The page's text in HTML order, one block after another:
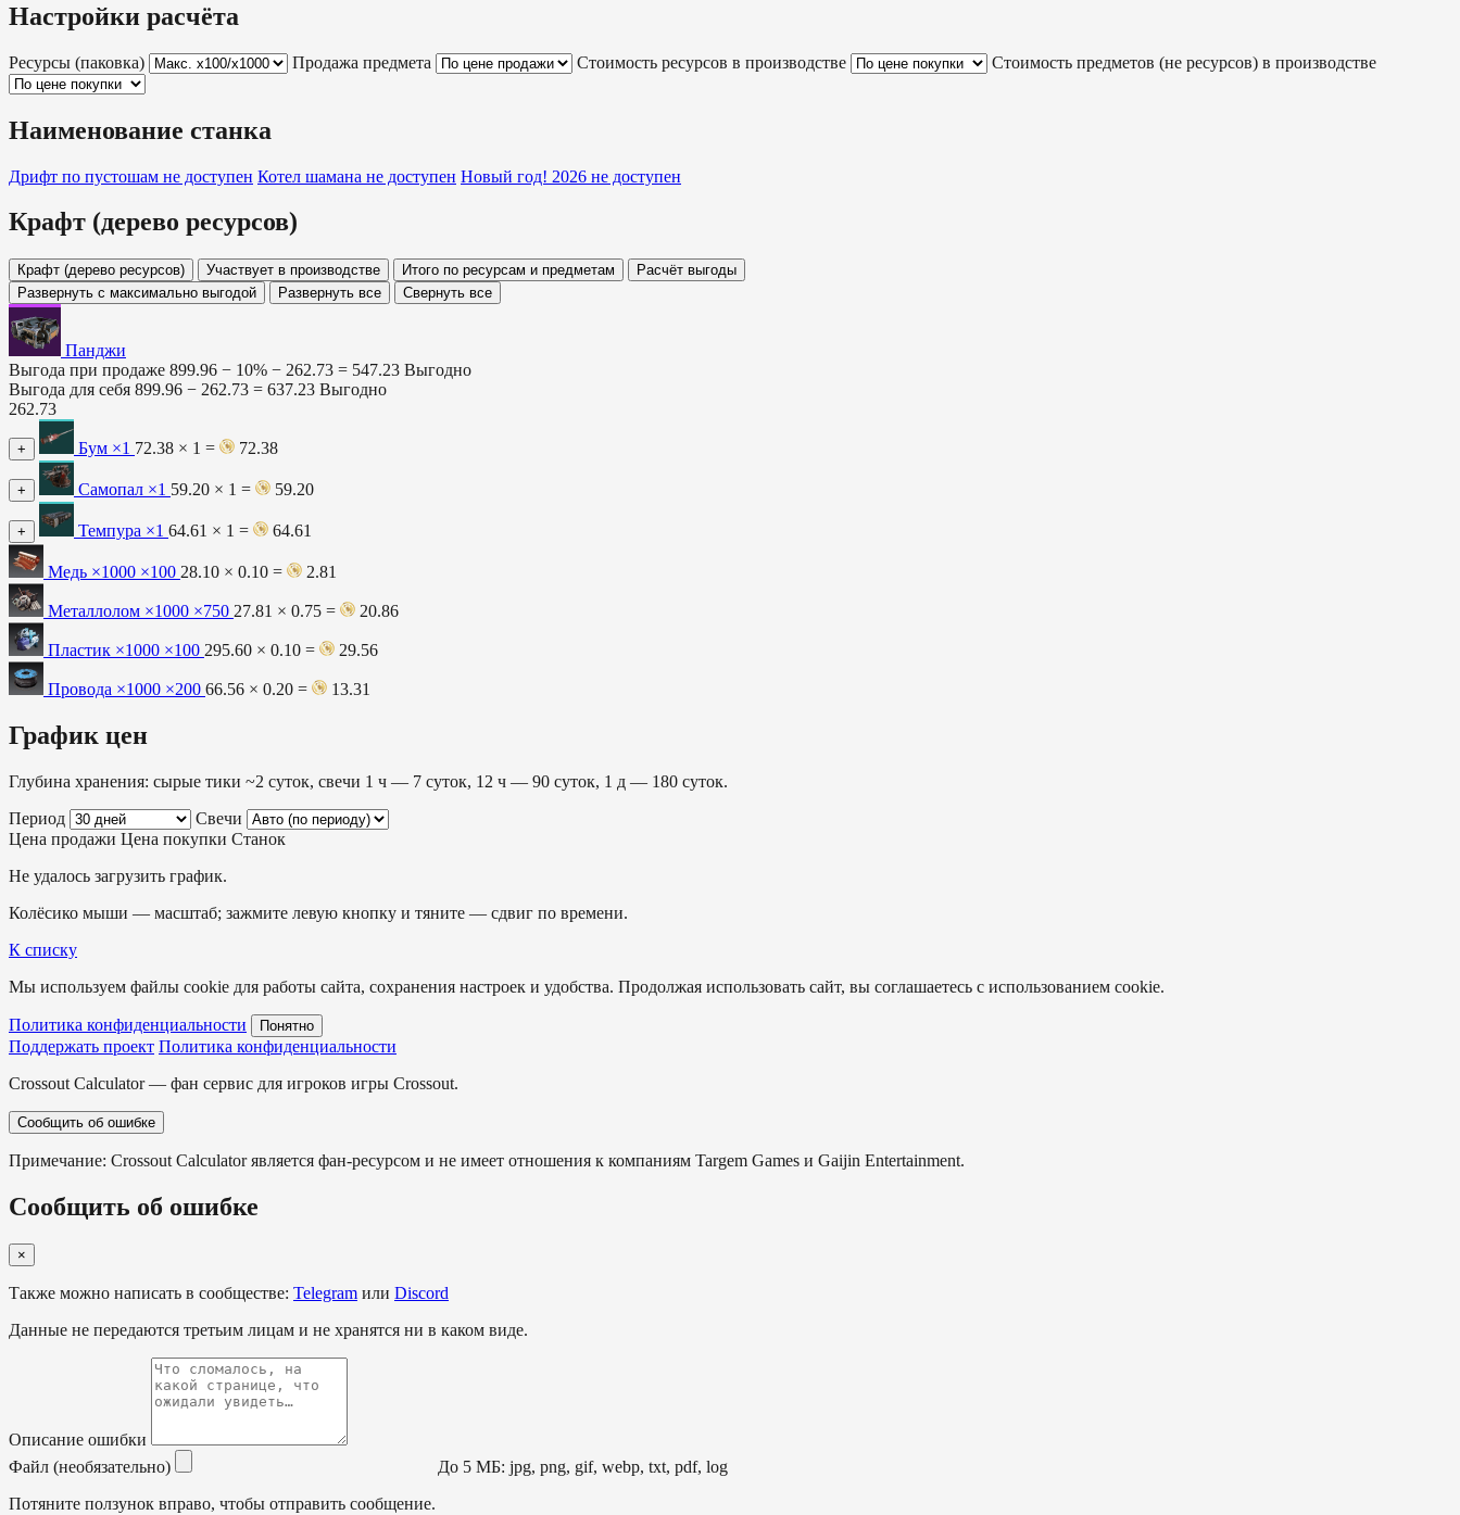
Настройки расчёта
Ресурсы (паковка) Продажа предмета Стоимость ресурсов в производстве Стоимость предметов (не ресурсов) в производстве
Наименование станка
Дрифт по пустошам не доступен Котел шамана не доступен Новый год! 2026 не доступен
Крафт (дерево ресурсов)
Крафт (дерево ресурсов) Участвует в производстве Итого по ресурсам и предметам
Расчёт выгоды
Развернуть с максимально выгодой
Развернуть все Свернуть все
Панджи
Выгода при продаже 899.96 − 10% − 262.73 = 547.23 Выгодно
Выгода для себя 899.96 − 262.73 = 637.23 Выгодно
262.73
+ Бум ×1 72.38 × 1 = 72.38
+ Самопал ×1 59.20 × 1 = 59.20
+ Темпура ×1 64.61 × 1 = 64.61
Медь ×1000 ×100 28.10 × 0.10 = 2.81
Металлолом ×1000 ×750 27.81 × 0.75 = 20.86
Пластик ×1000 ×100 295.60 × 0.10 = 29.56
Провода ×1000 ×200 66.56 × 0.20 = 13.31
График цен
Глубина хранения: сырые тики ~2 суток, свечи 1 ч — 7 суток, 12 ч — 90 суток, 1 д — 180 суток.
Период
Свечи
Цена продажи Цена покупки Станок
Не удалось загрузить график.
Колёсико мыши — масштаб; зажмите левую кнопку и тяните — сдвиг по времени.
К списку
Мы используем файлы cookie для работы сайта, сохранения настроек и удобства. Продолжая использовать сайт, вы соглашаетесь с использованием cookie.
Политика конфиденциальности Понятно
Поддержать проект Политика конфиденциальности
Crossout Calculator — фан сервис для игроков игры Crossout.
Сообщить об ошибке
Примечание: Crossout Calculator является фан-ресурсом и не имеет отношения к компаниям Targem Games и Gaijin Entertainment.
Сообщить об ошибке
×
Также можно написать в сообществе: Telegram или Discord
Данные не передаются третьим лицам и не хранятся ни в каком виде.
Описание ошибки
Файл (необязательно)
До 5 МБ: jpg, png, gif, webp, txt, pdf, log
Потяните ползунок вправо, чтобы отправить сообщение.